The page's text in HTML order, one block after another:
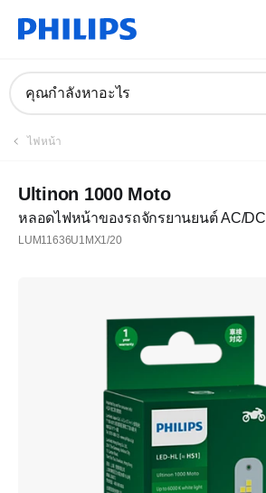
คุณกำลังหาอะไร
ไฟหน้า
Ultinon 1000 Moto
หลอดไฟหน้าของรถจักรยานยนต์ AC/DC
LUM11636U1MX1/20